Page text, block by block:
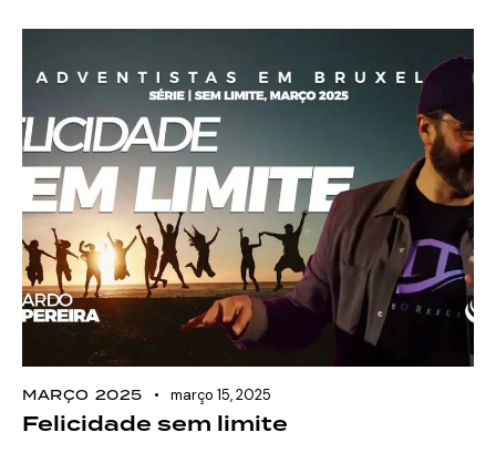
MARÇO 2025 março 15, 2025
Felicidade sem limite